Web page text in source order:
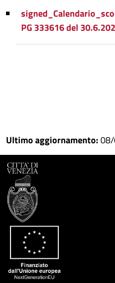
PG 333616 del
Ultimo aggiornamento: